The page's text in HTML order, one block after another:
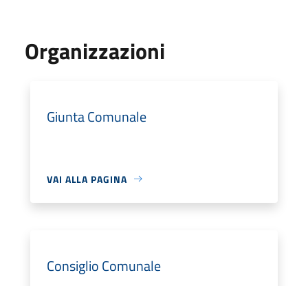
Organizzazioni
Giunta Comunale
VAI ALLA PAGINA
Consiglio Comunale